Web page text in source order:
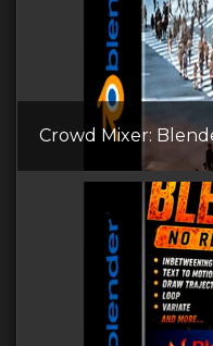
Crowd Mixer: